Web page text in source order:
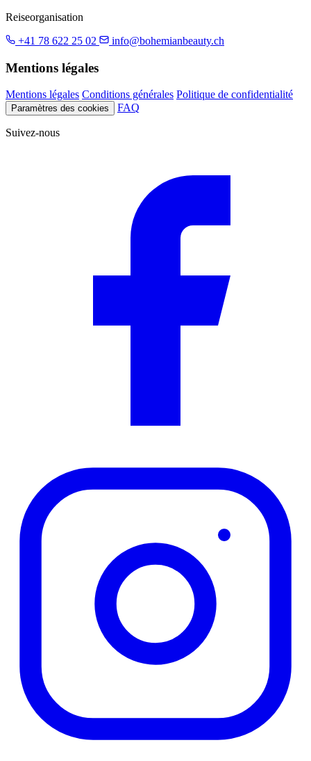
Reiseorganisation
+41 78 622 25 02
info@bohemianbeauty.ch
Mentions légales
Mentions légales Conditions générales Politique de confidentialité
Paramètres des cookies FAQ
Suivez-nous